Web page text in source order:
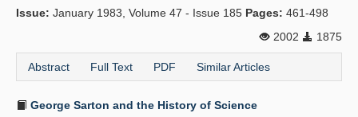
Issue: January 1983, Volume 47 - Issue 185 Pages: 461-498
2002
1875
Abstract Full Text PDF Similar Articles
George Sarton and the History of Science